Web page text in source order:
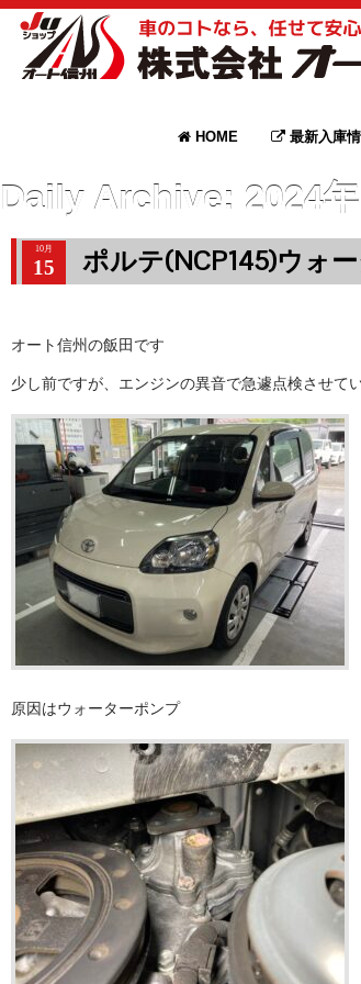
HOME 最新入庫
Daily Archive: 2024
10月
15 ポルテ(NCP145)ウォ
オート信州の飯田です
少し前ですが、エンジンの異音で急遽点検させて
原因はウォーターポンプ